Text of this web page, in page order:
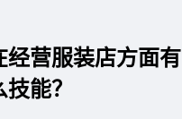
经营服装店方面有
能？